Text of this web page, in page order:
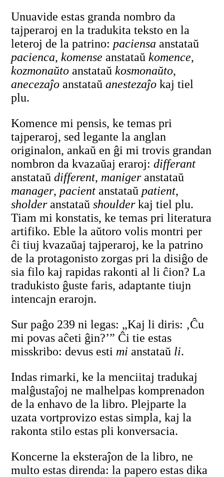
Unuavide estas granda nombro da
tajperaroj en la tradukita teksto en la
leteroj de la patrino: paciensa anstataŭ
pacienca, komense anstataŭ komence,
kozmonaŭto anstataŭ kosmonaŭto,
anecezaĵo anstataŭanestezaĵo kaj tiel
plu.
Komence mi pensis, ke temas pri
tajperaroj, sed legante la anglan
originalon, ankaŭ en ĝi mi trovis grandan
nombron da kvazaŭaj eraroj:differant
anstataŭdifferent, manigeranstataŭ
manager, pacient anstataŭ patient,
sholderanstataŭshoulderkaj tiel plu.
Tiam mi konstatis, ke temas pri literatura
artifiko. Eble la aŭtoro volis montri per
ĉi tiuj kvazaŭaj tajperaroj, ke la patrino
de la protagonisto zorgas pri la disiĝo de
sia filo kaj rapidas rakonti al li ĉion? La
tradukisto ĝuste faris, adaptante tiujn
intencajn erarojn.
Sur paĝo 239 ni legas: „Kaj li diris: ‚Ĉu
mi povas aĉeti ĝin?’” Ĉi tie estas
misskribo: devus esti mi anstataŭ li.
Indas rimarki, ke la menciitaj tradukaj
malĝustaĵoj ne malhelpas komprenadon
de la enhavo de la libro. Plejparte la
uzata vortprovizo estas simpla, kaj la
rakonta stilo estas pli konversacia.
Koncerne la eksteraĵon de la libro, ne
multo estas direnda: la papero estas dika